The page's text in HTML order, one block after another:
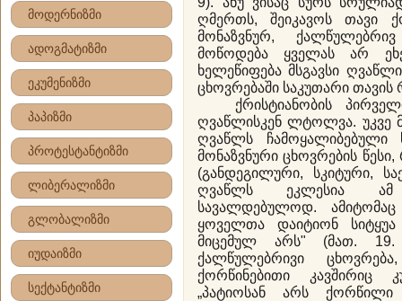
მოდერნიზმი
ადოგმატიზმი
ეკუმენიზმი
პაპიზმი
პროტესტანტიზმი
ლიბერალიზმი
გლობალიზმი
იუდაიზმი
სექტანტიზმი
ღმერთს, შეიკავოს თავი
მონაზვნურ,
მოწოდება ყველას არ
ხელეწიფება მსგავსი
ცხოვრებაში საკუთარი თავის
ქრისტიანობის
ღვაწლისკენ ლტოლვა. უკვე
ღვაწლს ჩამოყალიბებული
მონაზვნური ცხოვრების
(განდეგილური, სკიტური,
ღვაწლს ეკლესია ამ
სავალდებულოდ.
ყოველთა დაიტიონ
მიცემულ არს" (მათ.
ქალწულებრივი
ქორწინებითი კავშირიც
„პატიოსან არს